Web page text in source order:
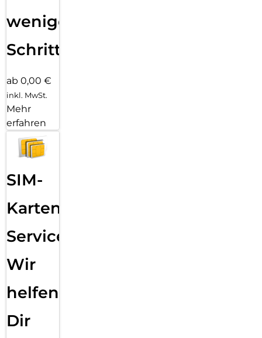
wenigen
Schritten
ab 0,00 €
inkl. MwSt.
Mehr
erfahren
SIM-
Karten
Service:
Wir
helfen
Dir